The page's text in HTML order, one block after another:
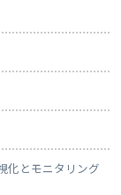
化とモニタリング